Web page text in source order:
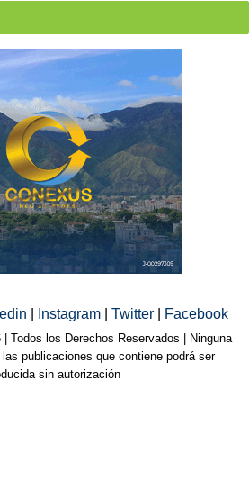
Instagram Twitter Facebook
Todos los Derechos Reservados | Ninguna
publicaciones que contiene podrá ser
sin autorización